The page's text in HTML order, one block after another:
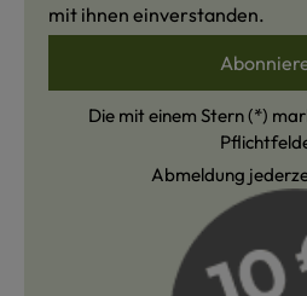
mit ihnen einverstanden.
Die mit einem Stern (*)
Abmeldung